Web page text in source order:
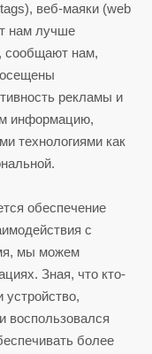
веб-маяки (web
нам лучше
сообщают нам,
рекламы и
информацию,
технологиями как
обеспечение
с
мы можем
Зная, что кто-
воспользовался
более